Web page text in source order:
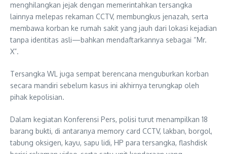
menghilangkan jejak dengan memerintahkan tersangka
lainnya melepas rekaman CCTV, membungkus jenazah, serta
membawa korban ke rumah sakit yang jauh dari lokasi kejadian
tanpa identitas asli—bahkan mendaftarkannya sebagai “Mr.
X”.
Tersangka WL juga sempat berencana menguburkan korban
secara mandiri sebelum kasus ini akhirnya terungkap oleh
pihak kepolisian.
Dalam kegiatan Konferensi Pers, polisi turut menampilkan 18
barang bukti, di antaranya memory card CCTV, lakban, borgol,
tabung oksigen, kayu, sapu lidi, HP para tersangka, flashdisk